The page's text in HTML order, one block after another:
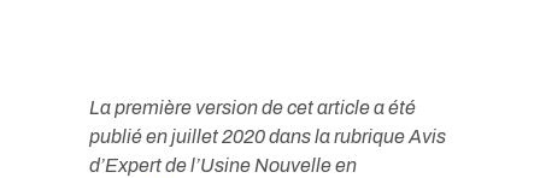
La première version de cet article a été
publié en juillet 2020 dans la rubrique Avis
d’Expert de l’Usine Nouvelle en